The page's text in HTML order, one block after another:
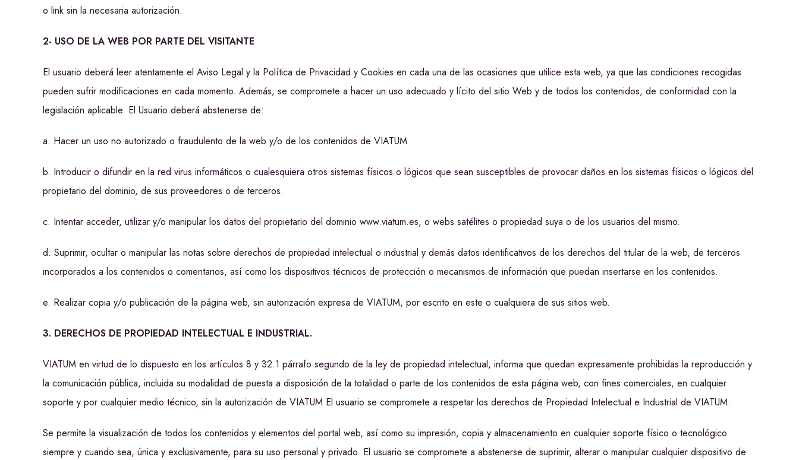
o link sin la necesaria autorización.
2- USO DE LA WEB POR PARTE DEL VISITANTE
El usuario deberá leer atentamente el Aviso Legal y la Política de Privacidad y Cookies en cada una de las ocasiones que utilice esta web, ya que las condiciones recogidas
pueden sufrir modificaciones en cada momento. Además, se compromete a hacer un uso adecuado y lícito del sitio Web y de todos los contenidos, de conformidad con la
legislación aplicable. El Usuario deberá abstenerse de:
a. Hacer un uso no autorizado o fraudulento de la web y/o de los contenidos de VIATUM
b. Introducir o difundir en la red virus informáticos o cualesquiera otros sistemas físicos o lógicos que sean susceptibles de provocar daños en los sistemas físicos o lógicos del
propietario del dominio, de sus proveedores o de terceros.
c. Intentar acceder, utilizar y/o manipular los datos del propietario del dominio www.viatum.es, o webs satélites o propiedad suya o de los usuarios del mismo.
d. Suprimir, ocultar o manipular las notas sobre derechos de propiedad intelectual o industrial y demás datos identificativos de los derechos del titular de la web, de terceros
incorporados a los contenidos o comentarios, así como los dispositivos técnicos de protección o mecanismos de información que puedan insertarse en los contenidos.
e. Realizar copia y/o publicación de la página web, sin autorización expresa de VIATUM, por escrito en este o cualquiera de sus sitios web.
3. DERECHOS DE PROPIEDAD INTELECTUAL E INDUSTRIAL.
VIATUM en virtud de lo dispuesto en los artículos 8 y 32.1 párrafo segundo de la ley de propiedad intelectual, informa que quedan expresamente prohibidas la reproducción y
la comunicación pública, incluida su modalidad de puesta a disposición de la totalidad o parte de los contenidos de esta página web, con fines comerciales, en cualquier
soporte y por cualquier medio técnico, sin la autorización de VIATUM El usuario se compromete a respetar los derechos de Propiedad Intelectual e Industrial de VIATUM.
Se permite la visualización de todos los contenidos y elementos del portal web, así como su impresión, copia y almacenamiento en cualquier soporte físico o tecnológico
siempre y cuando sea, única y exclusivamente, para su uso personal y privado. El usuario se compromete a abstenerse de suprimir, alterar o manipular cualquier dispositivo de